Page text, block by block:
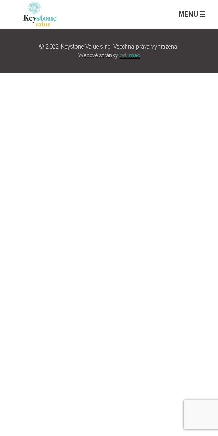
MENU ☰
© 2022 Keystone Value s.r.o. Všechna práva vyhrazena.
Webové stránky od imao